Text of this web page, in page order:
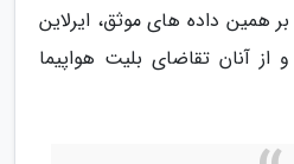
بر همین داده های موثق، ایرلاین
از آنان تقاضای بلیت هواپیما